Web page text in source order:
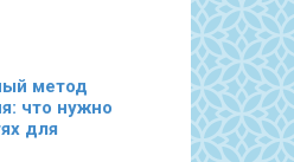
метод
что нужно
для